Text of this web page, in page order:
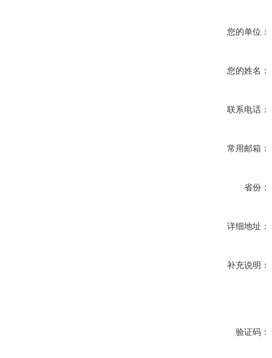
您的单位：
您的姓名：
联系电话：
常用邮箱：
省份：
详细地址：
补充说明：
验证码：